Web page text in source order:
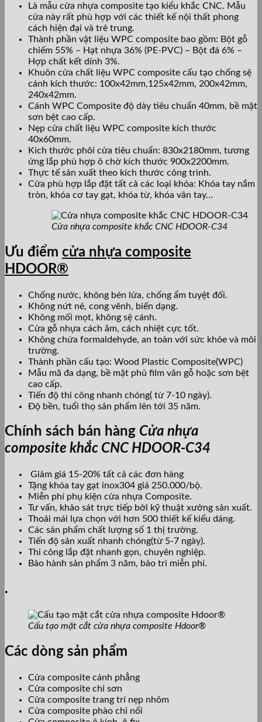
Là mẫu cửa nhựa composite tạo kiểu khắc CNC. Mẫu
cửa này rất phù hợp với các thiết kế nội thất phong
cách hiện đại và trẻ trung.
Thành phần vật liệu WPC composite bao gồm: Bột gỗ
chiếm 55% – Hạt nhựa 36% (PE-PVC) – Bột đá 6% –
Hợp chất kết dính 3%.
Khuôn cửa chất liệu WPC composite cấu tạo chống sệ
cánh kích thước: 100x42mm,125x42mm, 200x42mm,
240x42mm.
Cánh WPC Composite độ dày tiêu chuẩn 40mm, bề mặt
sơn bệt cao cấp.
Nẹp cửa chất liệu WPC composite kích thước
40x60mm.
Kích thước phôi cửa tiêu chuẩn: 830x2180mm, tương
ứng lắp phù hợp ô chờ kích thước 900x2200mm.
Thực tế sản xuất theo kích thước công trình.
Cửa phù hợp lắp đặt tất cả các loại khóa: Khóa tay nắm
tròn, khóa cơ tay gạt, khóa từ, khóa vân tay…
Cửa nhựa composite khắc CNC HDOOR-C34
Ưu điểm cửa nhựa composite
HDOOR®
Chống nước, không bén lửa, chống ẩm tuyệt đối.
Không nứt nẻ, cong vênh, biến dạng.
Không mối mọt, không sệ cánh.
Cửa gỗ nhựa cách âm, cách nhiệt cực tốt.
Không chứa formaldehyde, an toàn với sức khỏe và môi
trường.
Thành phần cấu tạo: Wood Plastic Composite(WPC)
Mẫu mã đa dạng, bề mặt phủ film vân gỗ hoặc sơn bệt
cao cấp.
Tiến độ thi công nhanh chóng( từ 7-10 ngày).
Độ bền, tuổi thọ sản phẩm lên tới 35 năm.
Chính sách bán hàng Cửa nhựa
composite khắc CNC HDOOR-C34
Giảm giá 15-20% tất cả các đơn hàng
Tặng khóa tay gạt inox304 giá 250.000/bộ.
Miễn phí phụ kiện cửa nhựa Composite.
Tư vấn, khảo sát trực tiếp bởi kỹ thuật xưởng sản xuất.
Thoải mái lựa chọn với hơn 500 thiết kế kiểu dáng.
Các sản phẩm chất lượng số 1 thị trường.
Tiến độ sản xuất nhanh chóng(từ 5-7 ngày).
Thi công lắp đặt nhanh gọn, chuyên nghiệp.
Bảo hành sản phẩm 3 năm, bảo trì miễn phí.
.
Cấu tạo mặt cắt cửa nhựa composite Hdoor®
Các dòng sản phẩm
Cửa composite cánh phẳng
Cửa composite chỉ sơn
Cửa composite trang trí nẹp nhôm
Cửa composite phào chỉ nổi